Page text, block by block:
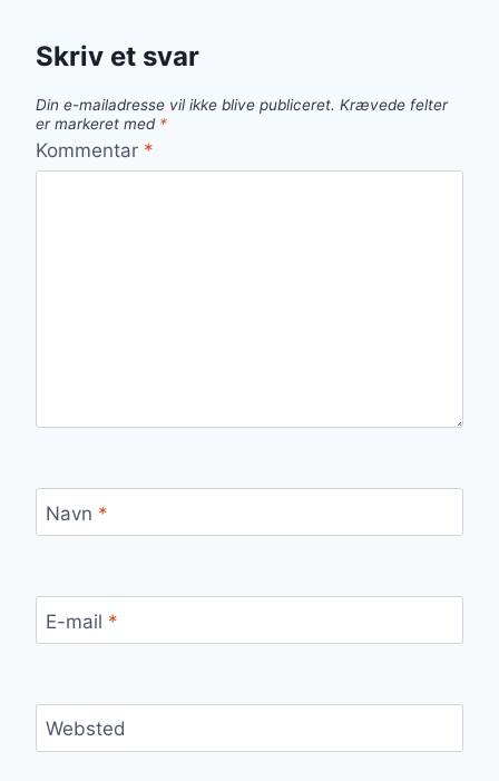
Skriv et svar
Din e-mailadresse vil ikke blive publiceret. Krævede felter
er markeret med *
Kommentar *
Navn *
E-mail *
Websted